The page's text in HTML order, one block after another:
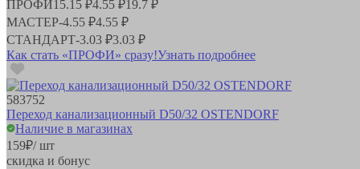
ПРОФИ15.15 ₽4.55 ₽19.7 ₽
МАСТЕР-4.55 ₽4.55 ₽
СТАНДАРТ-3.03 ₽3.03 ₽
Как стать «ПРОФИ» сразу!Узнать подробнее
583752
Переход канализационный D50/32 OSTENDORF
Наличие в магазинах
159₽/ шт
скидка и бонус